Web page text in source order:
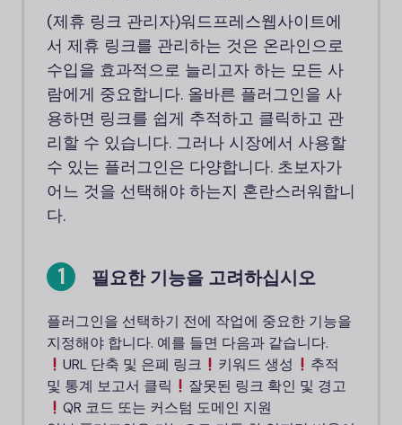
(제휴 링크 관리자)워드프레스웹사이트에
서 제휴 링크를 관리하는 것은 온라인으로
수입을 효과적으로 늘리고자 하는 모든 사
람에게 중요합니다. 올바른 플러그인을 사
용하면 링크를 쉽게 추적하고 클릭하고 관
리할 수 있습니다. 그러나 시장에서 사용할
수 있는 플러그인은 다양합니다. 초보자가
어느 것을 선택해야 하는지 혼란스러워합니
다.
필요한 기능을 고려하십시오
플러그인을 선택하기 전에 작업에 중요한 기능을
지정해야 합니다. 예를 들면 다음과 같습니다.
URL 단축 및 은폐 링크
키워드 생성
추적
및 통계 보고서 클릭
잘못된 링크 확인 및 경고
QR 코드 또는 커스텀 도메인 지원